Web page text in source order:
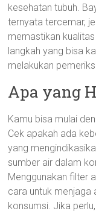
kesehatan tubuh.
ternyata tercemar,
memastikan
langkah yang bisa
melakukan
Apa yang
Kamu bisa mulai
Cek apakah ada
yang
sumber air dalam
Menggunakan filter
cara untuk menjaga
konsumsi. Jika